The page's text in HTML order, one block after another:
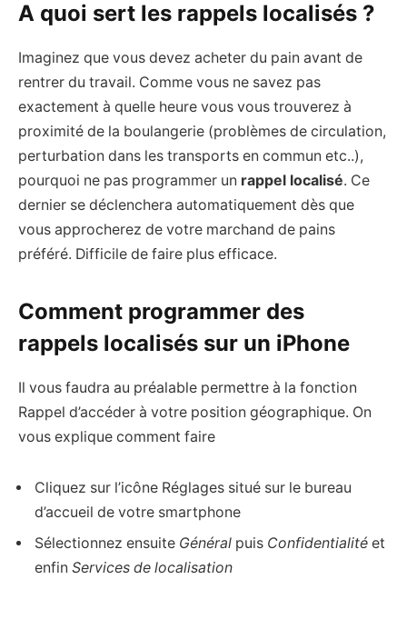
A quoi sert les rappels localisés ?
Imaginez que vous devez acheter du pain avant de
rentrer du travail. Comme vous ne savez pas
exactement à quelle heure vous vous trouverez à
proximité de la boulangerie (problèmes de circulation,
perturbation dans les transports en commun etc..),
pourquoi ne pas programmer un rappel localisé. Ce
dernier se déclenchera automatiquement dès que
vous approcherez de votre marchand de pains
préféré. Difficile de faire plus efficace.
Comment programmer des
rappels localisés sur un iPhone
Il vous faudra au préalable permettre à la fonction
Rappel d’accéder à votre position géographique. On
vous explique comment faire
Cliquez sur l’icône Réglages situé sur le bureau
d’accueil de votre smartphone
Sélectionnez ensuite Général puis Confidentialité et
enfin Services de localisation